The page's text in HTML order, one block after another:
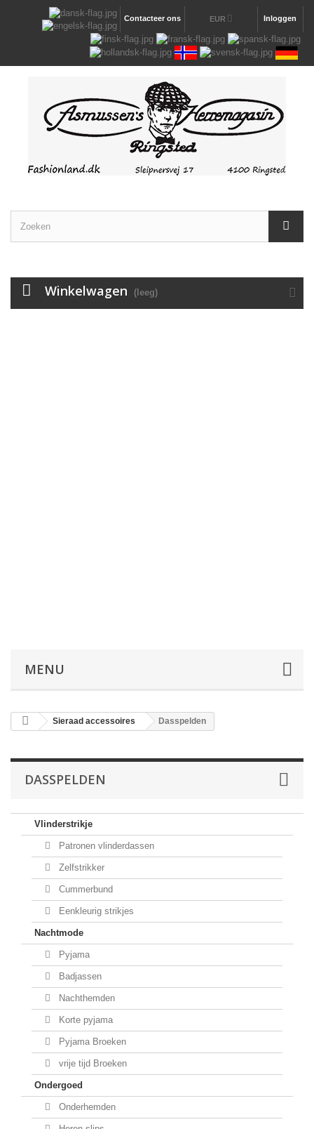
Inloggen
EUR
Contacteer ons
Winkelwagen (leeg)
MENU
Sieraad accessoires Dasspelden
DASSPELDEN
Vlinderstrikje
Patronen vlinderdassen
Zelfstrikker
Cummerbund
Eenkleurig strikjes
Nachtmode
Pyjama
Badjassen
Nachthemden
Korte pyjama
Pyjama Broeken
vrije tijd Broeken
Ondergoed
Onderhemden